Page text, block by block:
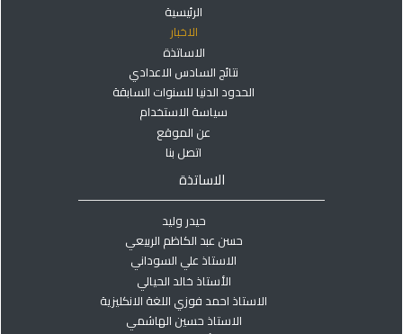
الرئيسية
الاخبار
الاساتذة
نتائج السادس الاعدادي
الحدود الدنيا للسنوات السابقة
سياسة الاستخدام
عن الموقع
اتصل بنا
الاساتذة
حيدر وليد
حسن عبد الكاظم الربيعي
الاستاذ علي السوداني
الأستاذ خالد الحيالي
الاستاذ احمد فوزي اللغة الانكليزية
الاستاذ حسين الهاشمي